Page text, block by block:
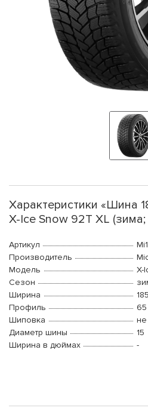
Характеристики «Шина
X-Ice Snow 92T XL
Артикул
Производитель
Модель
X-
Сезон
Ширина
185
Профиль
65
Шиповка
Диаметр шины
15
Ширина в дюймах
-